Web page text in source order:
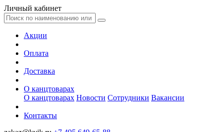
Личный кабинет
Акции
Оплата
Доставка
О канцтоварах
О канцтоварах Новости Сотрудники Вакансии
Контакты